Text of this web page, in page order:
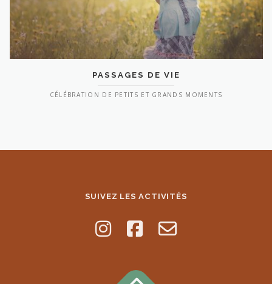
PASSAGES DE VIE
CÉLÉBRATION DE PETITS ET GRANDS MOMENTS
SUIVEZ LES ACTIVITÉS